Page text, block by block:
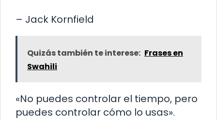
– Jack Kornfield
Quizás también te interese: Frases en
Swahili
«No puedes controlar el tiempo, pero
puedes controlar cómo lo usas».